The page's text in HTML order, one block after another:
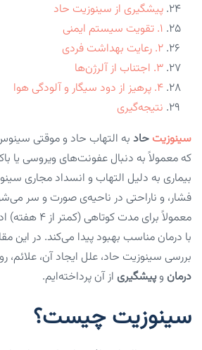
پیشگیری از سینوزیت حاد
۱. تقویت سیستم ایمنی
۲. رعایت بهداشت فردی
۳. اجتناب از آلرژن‌ها
۴. پرهیز از دود سیگار و آلودگی هوا
نتیجه‌گیری
سینوزیت حاد به التهاب حاد و موقتی
که معمولاً به دنبال عفونت‌های ویروسی یا
بیماری به دلیل التهاب و انسداد مجاری
فشار، و ناراحتی در ناحیه‌ی صورت و سر
معمولاً برای
با درمان مناسب بهبود پیدا می‌کند. در این
بررسی سینوزیت حاد، علل ایجاد آن،
درمان وپیشگیری از آن پرداخته‌ایم.
سینوزیت چیست؟